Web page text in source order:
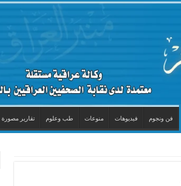
فن ونجوم فيديوهات منوعات طب وعلوم تقارير مصورة